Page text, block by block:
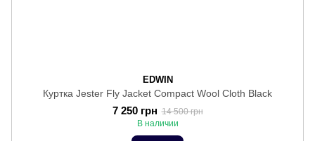
EDWIN
Куртка Jester Fly Jacket Compact Wool Cloth Black
7 250 грн 14 500 грн
В наличии